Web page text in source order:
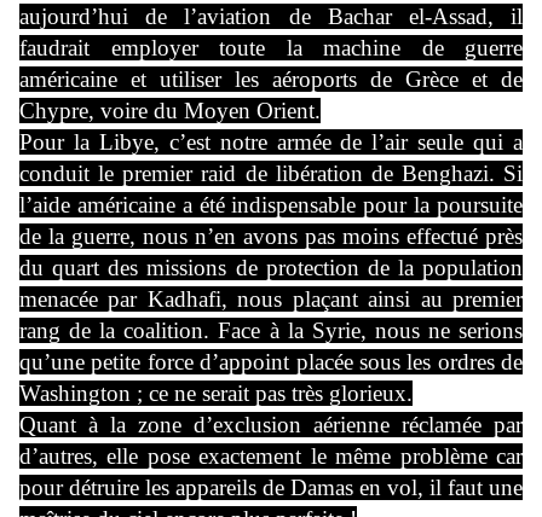
aujourd’hui de l’aviation de Bachar el-Assad, il
faudrait employer toute la machine de guerre
américaine et utiliser les aéroports de Grèce et de
Chypre, voire du Moyen Orient.
Pour la Libye, c’est notre armée de l’air seule qui a
conduit le premier raid de libération de Benghazi. Si
l’aide américaine a été indispensable pour la poursuite
de la guerre, nous n’en avons pas moins effectué près
du quart des missions de protection de la population
menacée par Kadhafi, nous plaçant ainsi au premier
rang de la coalition. Face à la Syrie, nous ne serions
qu’une petite force d’appoint placée sous les ordres de
Washington ; ce ne serait pas très glorieux.
Quant à la zone d’exclusion aérienne réclamée par
d’autres, elle pose exactement le même problème car
pour détruire les appareils de Damas en vol, il faut une